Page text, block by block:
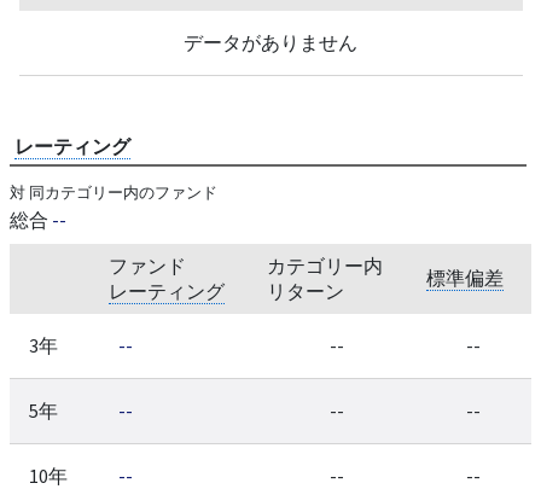
データがありません
レーティング
対 同カテゴリー内のファンド
総合 --
ファンド
レーティング
カテゴリー内
リターン
標準偏差
3年 -- -- --
5年 -- -- --
10年 -- -- --